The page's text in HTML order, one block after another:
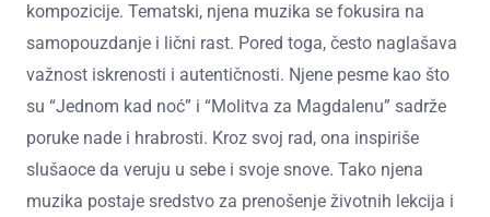
kompozicije. Tematski, njena muzika se fokusira na
samopouzdanje i lični rast. Pored toga, često naglašava
važnost iskrenosti i autentičnosti. Njene pesme kao što
su “Jednom kad noć” i “Molitva za Magdalenu” sadrže
poruke nade i hrabrosti. Kroz svoj rad, ona inspiriše
slušaoce da veruju u sebe i svoje snove. Tako njena
muzika postaje sredstvo za prenošenje životnih lekcija i